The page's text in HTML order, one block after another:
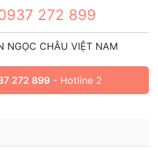
272 899
NGỌC CHÂU VIỆT NAM
272 899- Hotline 2